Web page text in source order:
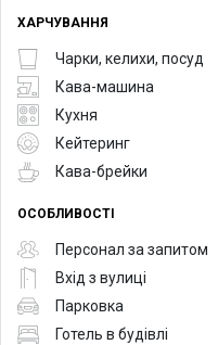
ХАРЧУВАННЯ
Чарки, келихи, посуд
Кава-машина
Кухня
Кейтеринг
Кава-брейки
ОСОБЛИВОСТІ
Персонал за запитом
Вхід з вулиці
Парковка
Готель в будівлі